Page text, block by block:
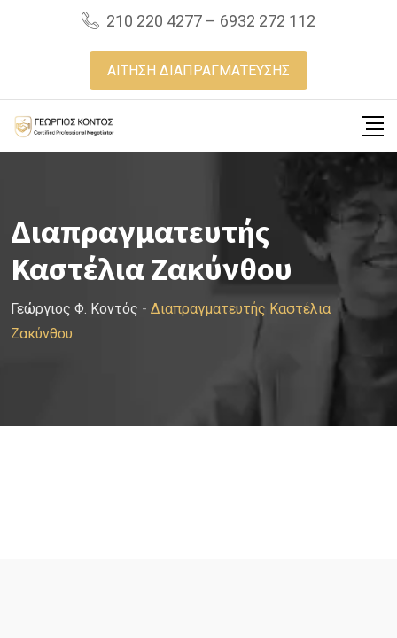
210 220 4277 – 6932 272 112
ΑΙΤΗΣΗ ΔΙΑΠΡΑΓΜΑΤΕΥΣΗΣ
Διαπραγματευτής
Καστέλια Ζακύνθου
Γεώργιος Φ. Κοντός - Διαπραγματευτής Καστέλια
Ζακύνθου